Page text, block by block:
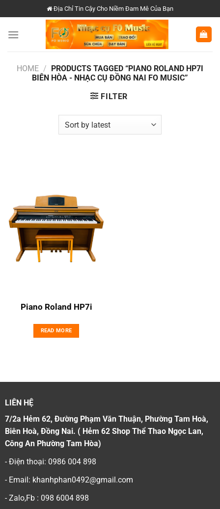
đến
nội
Địa Chỉ Tin Cậy Cho Niềm Đam Mê Của Bạn
HOME / PRODUCTS TAGGED “PIANO ROLAND HP7I
BIÊN HÒA - NHẠC CỤ ĐỒNG NAI FO MUSIC”
FILTER
Piano Roland HP7i
READ MORE
LIÊN HỆ
7/2a Hẻm 62, Đường Phạm Văn Thuận, Phường Tam Hoà,
Biên Hoà, Đồng Nai. ( Hẻm 62 Shop Thể Thao Ngọc Lan,
Công An Phường Tam Hòa)
- Điện thoại: 0986 004 898
- Email: khanhphan0492@gmail.com
- Zalo,Fb : 098 6004 898